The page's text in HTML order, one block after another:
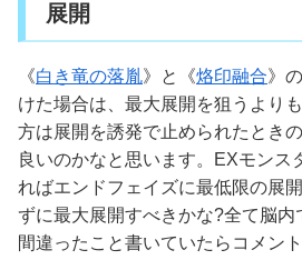
展開
《白き竜の落胤》と《烙印融合》
けた場合は、最大展開を狙うより
方は展開を誘発で止められたとき
良いのかなと思います。EXモンス
ればエンドフェイズに最低限の展
ずに最大展開すべきかな?全て脳内
間違ったこと書いていたらコメン